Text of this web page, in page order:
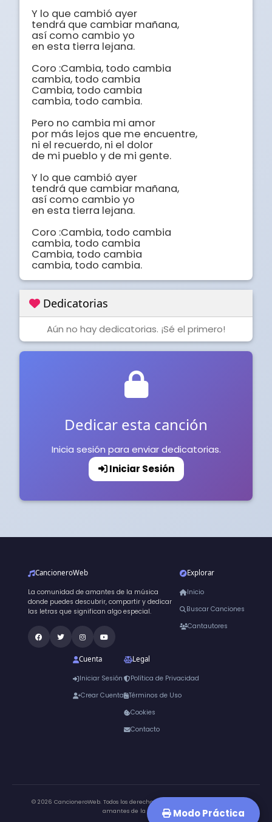
Y lo que cambió ayer
tendrá que cambiar mañana,
así como cambio yo
en esta tierra lejana.
Coro :Cambia, todo cambia
cambia, todo cambia
Cambia, todo cambia
cambia, todo cambia.
Pero no cambia mi amor
por más lejos que me encuentre,
ni el recuerdo, ni el dolor
de mi pueblo y de mi gente.
Y lo que cambió ayer
tendrá que cambiar mañana,
así como cambio yo
en esta tierra lejana.
Coro :Cambia, todo cambia
cambia, todo cambia
Cambia, todo cambia
cambia, todo cambia.
Dedicatorias
Aún no hay dedicatorias. ¡Sé el primero!
Dedicar esta canción
Inicia sesión para enviar dedicatorias.
Iniciar Sesión
Modo Práctica
CancioneroWeb
La comunidad de amantes de la música
donde puedes descubrir, compartir y dedicar
las letras que significan algo especial.
Explorar
Inicio
Buscar Canciones
Cantautores
Cuenta
Iniciar Sesión
Crear Cuenta
Legal
Política de Privacidad
Términos de Uso
Cookies
Contacto
© 2026 CancioneroWeb. Todos los derechos reservados.
amantes de la música